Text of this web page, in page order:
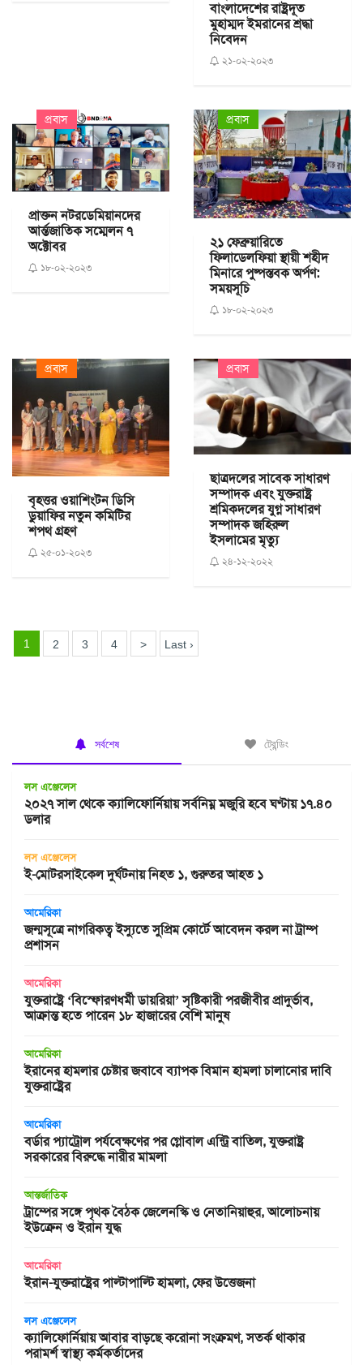
বাংলাদেশের রাষ্ট্রদূত
মুহাম্মদ ইমরানের শ্রদ্ধা
নিবেদন
২১-০২-২০২৩
প্রবাস
প্রাক্তন নটরডেমিয়ানদের
আর্ন্তজাতিক সম্মেলন ৭
অক্টোবর
১৮-০২-২০২৩
প্রবাস
২১ ফেব্রুয়ারিতে
ফিলাডেলফিয়া স্থায়ী শহীদ
মিনারে পুষ্পস্তবক অর্পণ:
সময়সূচি
১৮-০২-২০২৩
প্রবাস
বৃহত্তর ওয়াশিংটন ডিসি
ডুয়াফির নতুন কমিটির
শপথ গ্রহণ
২৫-০১-২০২৩
প্রবাস
ছাত্রদলের সাবেক সাধারণ
সম্পাদক এবং যুক্তরাষ্ট্র
শ্রমিকদলের যুগ্ন সাধারণ
সম্পাদক জহিরুল
ইসলামের মৃত্যু
২৪-১২-২০২২
1 2 3 4 > Last ›
সর্বশেষ ট্রেন্ডিং
লস এঞ্জেলেস
২০২৭ সাল থেকে ক্যালিফোর্নিয়ায় সর্বনিম্ন মজুরি হবে ঘণ্টায় ১৭.৪০
ডলার
লস এঞ্জেলেস
ই-মোটরসাইকেল দুর্ঘটনায় নিহত ১, গুরুতর আহত ১
আমেরিকা
জন্মসূত্রে নাগরিকত্ব ইস্যুতে সুপ্রিম কোর্টে আবেদন করল না ট্রাম্প
প্রশাসন
আমেরিকা
যুক্তরাষ্ট্রে ‘বিস্ফোরণধর্মী ডায়রিয়া’ সৃষ্টিকারী পরজীবীর প্রাদুর্ভাব,
আক্রান্ত হতে পারেন ১৮ হাজারের বেশি মানুষ
আমেরিকা
ইরানের হামলার চেষ্টার জবাবে ব্যাপক বিমান হামলা চালানোর দাবি
যুক্তরাষ্ট্রের
আমেরিকা
বর্ডার প্যাট্রোল পর্যবেক্ষণের পর গ্লোবাল এন্ট্রি বাতিল, যুক্তরাষ্ট্র
সরকারের বিরুদ্ধে নারীর মামলা
আন্তর্জাতিক
ট্রাম্পের সঙ্গে পৃথক বৈঠক জেলেনস্কি ও নেতানিয়াহুর, আলোচনায়
ইউক্রেন ও ইরান যুদ্ধ
আমেরিকা
ইরান-যুক্তরাষ্ট্রের পাল্টাপাল্টি হামলা, ফের উত্তেজনা
লস এঞ্জেলেস
ক্যালিফোর্নিয়ায় আবার বাড়ছে করোনা সংক্রমণ, সতর্ক থাকার
পরামর্শ স্বাস্থ্য কর্মকর্তাদের